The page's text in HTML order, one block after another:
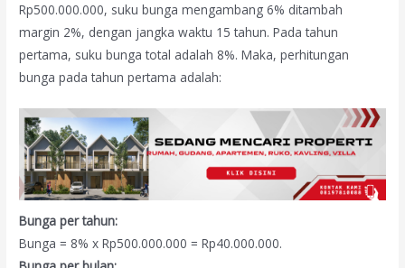
Rp500.000.000, suku bunga mengambang 6% ditambah
margin 2%, dengan jangka waktu 15 tahun. Pada tahun
pertama, suku bunga total adalah 8%. Maka, perhitungan
bunga pada tahun pertama adalah:
Bunga per tahun:
Bunga = 8% x Rp500.000.000 = Rp40.000.000.